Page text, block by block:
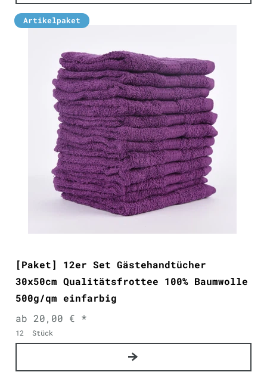
Artikelpaket
[Paket] 12er Set Gästehandtücher
30x50cm Qualitätsfrottee 100% Baumwolle
500g/qm einfarbig
ab 20,00 € *
12 Stück